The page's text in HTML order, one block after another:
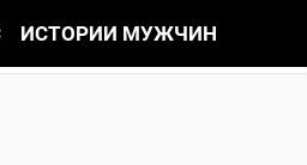
ИСТОРИИ МУЖЧИН